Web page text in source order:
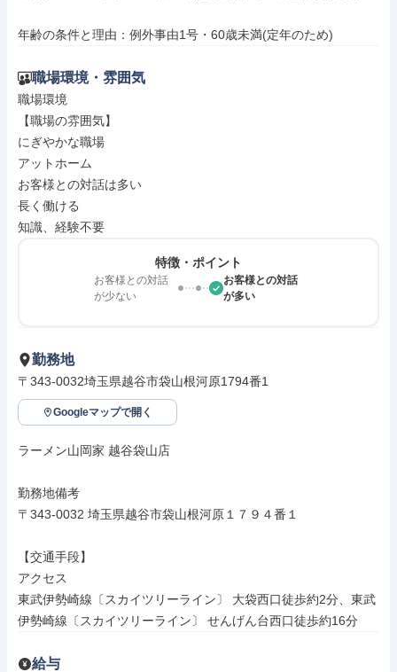
年齢の条件と理由：例外事由1号・60歳未満(定年のため)
職場環境・雰囲気
職場環境
【職場の雰囲気】
にぎやかな職場
アットホーム
お客様との対話は多い
長く働ける
知識、経験不要
特徴・ポイント
お客様との対話
が少ない
お客様との対話
が多い
勤務地
〒343-0032埼玉県越谷市袋山根河原1794番1
Googleマップで開く
ラーメン山岡家 越谷袋山店
勤務地備考
〒343-0032 埼玉県越谷市袋山根河原１７９４番１
【交通手段】
アクセス
東武伊勢崎線〔スカイツリーライン〕 大袋西口徒歩約2分、東武
伊勢崎線〔スカイツリーライン〕 せんげん台西口徒歩約16分
給与